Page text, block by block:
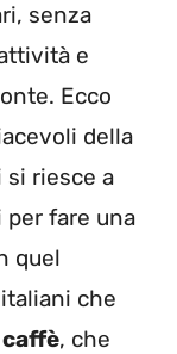
senza
e
Ecco
della
si riesce a
fare una
quel
che
, che